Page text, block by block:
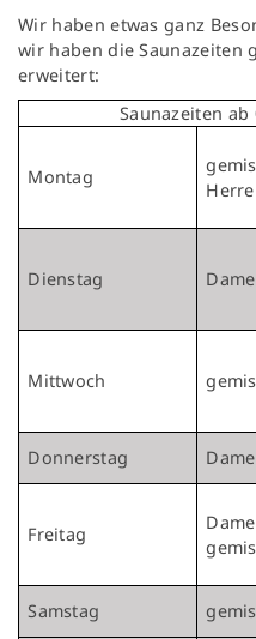
Wir haben etwas ganz
wir haben die Saunazeiten
erweitert:
Saunazeiten ab
Montag
Dienstag
Mittwoch
Donnerstag
Freitag
Samstag